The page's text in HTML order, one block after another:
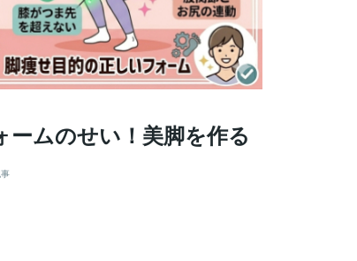
ムのせい！美脚を作る